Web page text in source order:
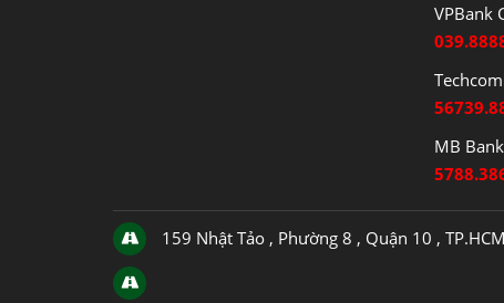
VPBank
MB
159 Nhật Tảo , Phường 8 , Quận 10 , TP.HCM